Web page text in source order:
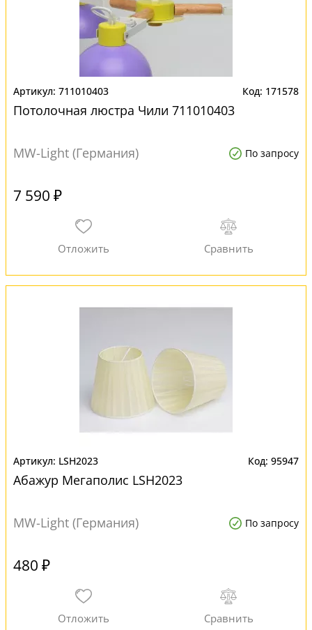
711010403 171578
Потолочная люстра Чили 711010403
MW-Light (Германия) По запросу
7 590 ₽
LSH2023 95947
Абажур Мегаполис LSH2023
MW-Light (Германия) По запросу
480 ₽